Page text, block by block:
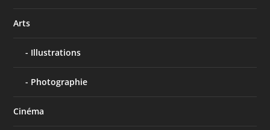
Arts
Illustrations
Photographie
Cinéma